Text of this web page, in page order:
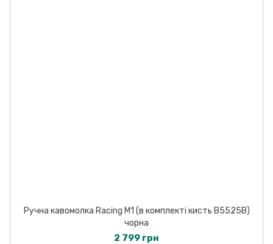
Ручна кавомолка Racing M1 (в комплекті кисть B5525B)
чорна
2 799 грн